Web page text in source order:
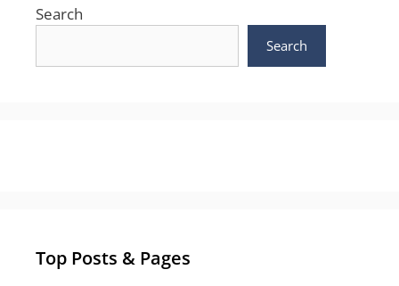
Search
Search
Top Posts & Pages